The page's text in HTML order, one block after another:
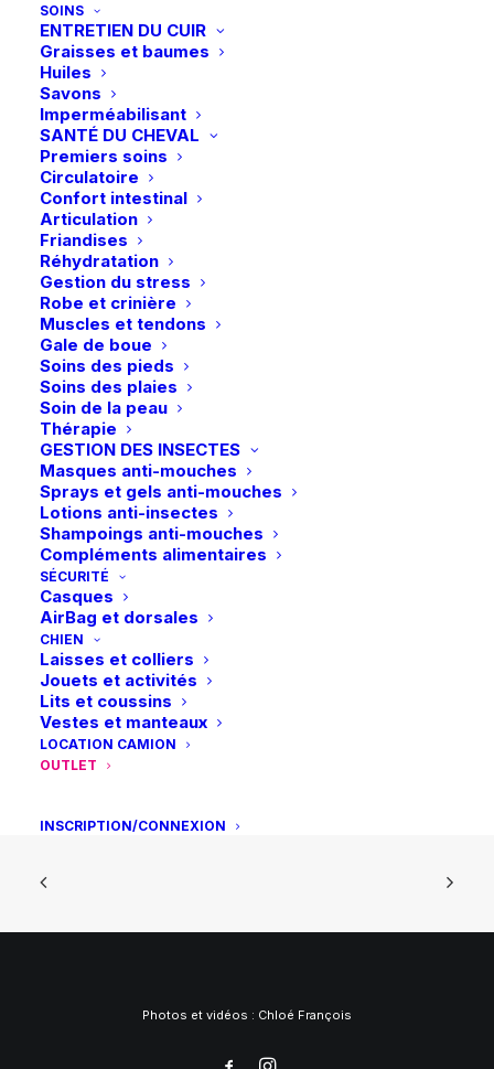
SOINS
ENTRETIEN DU CUIR
Graisses et baumes
Huiles
Savons
Imperméabilisant
SANTÉ DU CHEVAL
Premiers soins
Circulatoire
Confort intestinal
Articulation
Friandises
Réhydratation
Gestion du stress
Robe et crinière
Muscles et tendons
Gale de boue
Soins des pieds
Soins des plaies
Soin de la peau
Thérapie
GESTION DES INSECTES
Masques anti-mouches
Sprays et gels anti-mouches
Lotions anti-insectes
Shampoings anti-mouches
Compléments alimentaires
SÉCURITÉ
Casques
AirBag et dorsales
CHIEN
Laisses et colliers
Jouets et activités
Lits et coussins
Vestes et manteaux
LOCATION CAMION
OUTLET
INSCRIPTION/CONNEXION
Livraison gratuite dès 99€
Paiements sécurisés
Visa – MasterCard – Bancontact
Retours et échanges
Photos et vidéos : Chloé François